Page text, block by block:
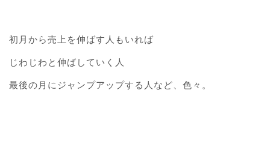
初月から売上を伸ばす人もいれば
じわじわと伸ばしていく人
最後の月にジャンプアップする人など、色々。